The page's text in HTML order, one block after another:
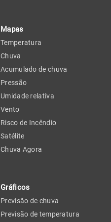
Mapas
Temperatura
Chuva
Acumulado de chuva
Pressão
Umidade relativa
Vento
Risco de Incêndio
Satélite
Chuva Agora
Gráficos
Previsão de chuva
Previsão de temperatura